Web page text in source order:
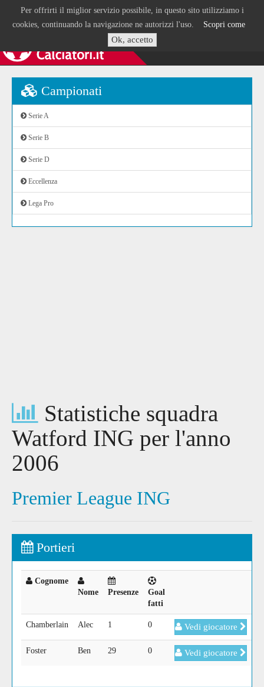
Per offrirti il miglior servizio possibile, in questo sito utilizziamo i
cookies, continuando la navigazione ne autorizzi l'uso. Scopri come
Ok, accetto
Campionati
Serie A
Serie B
Serie D
Eccellenza
Lega Pro
Statistiche squadra
Watford ING per l'anno
2006
Premier League ING
Portieri
Cognome
Nome
Presenze
Goal
fatti
Chamberlain Alec 1 0 Vedi giocatore
Foster Ben 29 0 Vedi giocatore